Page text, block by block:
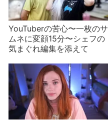
YouTuberの苦心〜一枚のサ
ムネに変顔15分〜シェフの
気まぐれ編集を添えて